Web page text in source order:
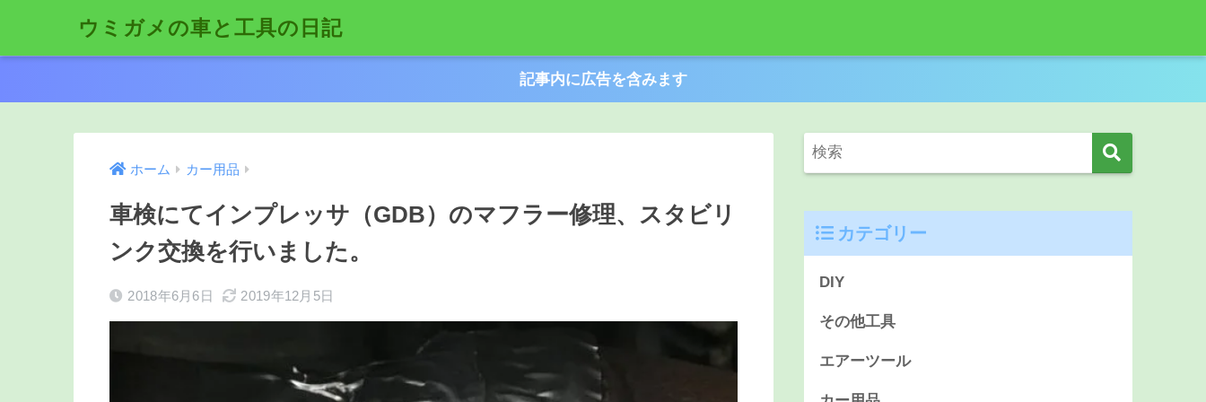
ウミガメの車と工具の日記
記事内に広告を含みます
ホーム カー用品
車検にてインプレッサ（GDB）のマフラー修理、スタビリ
ンク交換を行いました。
2018年6月6日 2019年12月5日
カテゴリー
DIY
その他工具
エアーツール